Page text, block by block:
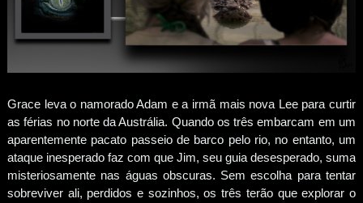
Grace leva o namorado Adam e a irmã mais nova Lee para curtir
as férias no norte da Austrália. Quando os três embarcam em um
aparentemente pacato passeio de barco pelo rio, no entanto, um
ataque inesperado faz com que Jim, seu guia desesperado, suma
misteriosamente nas águas obscuras. Sem escolha para tentar
sobreviver ali, perdidos e sozinhos, os três terão que explorar o